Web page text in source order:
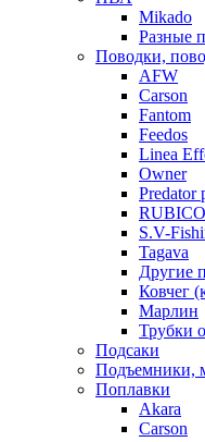
Mikado
Разные
Поводки,
AFW
Carson
Fantom
Feedos
Linea
Owner
Predator
S.V-
Tagava
Другие
Ковчег
Марлин
Трубки
Подсаки
Подъемники,
Поплавки
Akara
Carson